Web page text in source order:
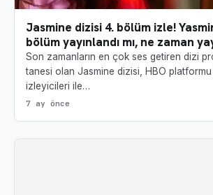
Jasmine dizisi 4. bölüm izle!
bölüm yayınlandı mı, ne zaman
Son zamanların en çok ses getiren dizi
tanesi olan Jasmine dizisi, HBO
izleyicileri ile…
7 ay önce